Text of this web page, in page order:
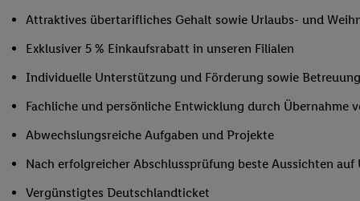
Attraktives übertarifliches Gehalt sowie Urlaubs- und
Exklusiver 5 % Einkaufsrabatt in unseren Filialen
Individuelle Unterstützung und Förderung sowie
Fachliche und persönliche Entwicklung durch Übernahme
Abwechslungsreiche Aufgaben und Projekte
Nach erfolgreicher Abschlussprüfung beste Aussichten
Vergünstigtes Deutschlandticket
in gemeinsamer
beschriebene Utiq-
Ihnen personalisierte
Zudem erlauben Sie
Technologie in den
Adresse und einer